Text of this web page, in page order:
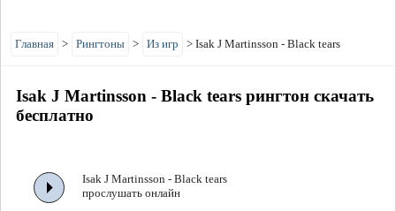
Главная > Рингтоны > Из игр > Isak J Martinsson - Black tears
Isak J Martinsson - Black tears рингтон скачать
бесплатно
Isak J Martinsson - Black tears
прослушать онлайн